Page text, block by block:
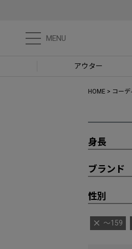
MENU
アウター
HOME コー
身長
ブランド
性別
～159